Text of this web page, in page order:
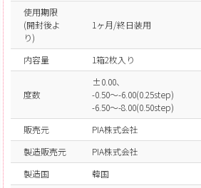
使用期限
(開封後よ
り)
1ヶ月/終日装用
内容量 1箱2枚入り
度数
±0.00、
-0.50～-6.00(0.25step)
-6.50～-8.00(0.50step)
販売元
PIA株式会社
製造販売元
PIA株式会社
製造国
韓国